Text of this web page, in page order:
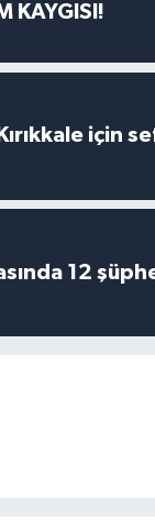
KAYGISI!
için
12